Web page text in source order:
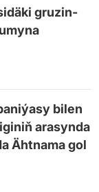
gruzin-
bilen
arasynda
Ähtnama gol